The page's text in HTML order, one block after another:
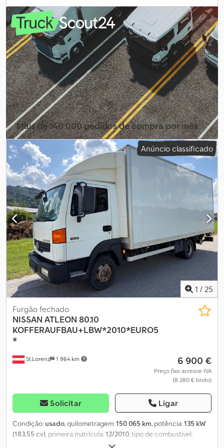
branco, tipo de engrenagem:mecânico, classe de emissão:Euro
5, número de lugares:3, Ano de fabrico:2011 , Equipamento:ABS,
ar condicionado, * Nissan Atleon 35.15 com plataforma e lona *
Euro 5 * Comprimento interno da plataforma: 4,35 m Dcsdpfxozp
Ttae Ac Dsk * Largura interna da plataforma: 2,20 m * Altura
interna da plataforma: 2,30 m * Peso em vazio: 2670 kg - Peso total:
3500 kg * Carga útil: 755 kg - Distância entre eixos: 3200 mm *
Cilindrada: 2953 ccm - Potência: 110 kW * Todos os dados sujeitos
a alterações * Erros e vendas prévias reservadas * Número
interno: 123
Mais de 140 000 pedidos de compra por mês
Selecionar pacote de revendedorAnúncio classificado
1 / 25
St.Lorenz 1 964 km
Furgão fechado
NISSAN ATLEON 80.10
KOFFERAUFBAU+LBW*2010*EURO5
*
6 900 €
Preço fixo acresce IVA
(8 280 € bruto)
Solicitar Ligar
Condição:usado, quilometragem:150 065 km, potência:135 kW
(183,55 cv), primeira matrícula:12/2010, tipo de combustível:
, próxima inspeção (TÜV):